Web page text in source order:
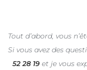
Tout d’abord, vous
Si vous avez des
52 28 19 et je vous